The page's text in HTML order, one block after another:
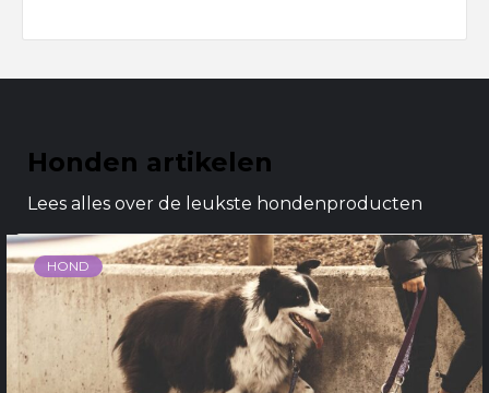
Honden artikelen
Lees alles over de leukste hondenproducten
HOND